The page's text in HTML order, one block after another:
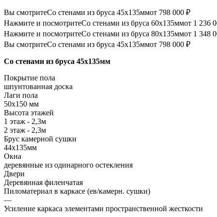
Вы смотритеСо стенами из бруса 45х135ммот 798 000 ₽
Нажмите и посмотритеСо стенами из бруса 60х135ммот 1 236
Нажмите и посмотритеСо стенами из бруса 80х135ммот 1 348
Вы смотритеСо стенами из бруса 45х135ммот 798 000 ₽
Со стенами из бруса 45х135мм
Покрытие пола
шпунтованная доска
Лаги пола
50х150 мм
Высота этажей
1 этаж - 2,3м
2 этаж - 2,3м
Брус камерной сушки
44х135мм
Окна
деревянные из одинарного остекления
Двери
Деревянная филенчатая
Пиломатериал в каркасе (ев/камерн. сушки)
—
Усиление каркаса элементами пространственной жесткости